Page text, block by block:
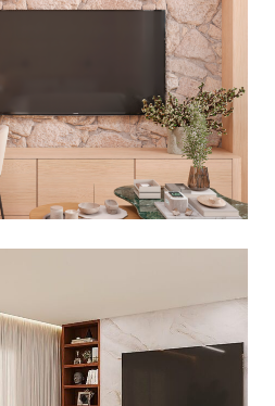
INTERIORES PARA
FARIA LIMA
Residencial
PARA UMA
NO ALTO DA BOA